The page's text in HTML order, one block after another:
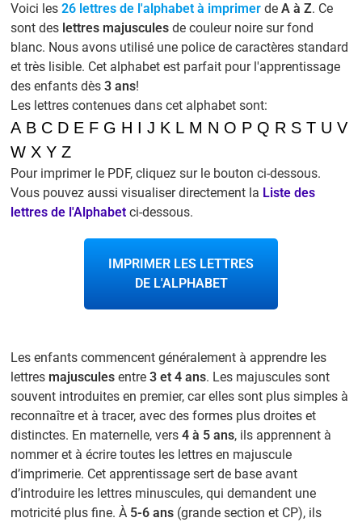
Voici les26 lettres de l'alphabet à imprimer deA à Z. Ce
sont des lettres majuscules de couleur noire sur fond
blanc. Nous avons utilisé une police de caractères standard
et très lisible. Cet alphabet est parfait pour l'apprentissage
des enfants dès3 ans!
Les lettres contenues dans cet alphabet sont:
A B C D E F G H I J K L M N O P Q R S T U V
W X Y Z
Pour imprimer le PDF, cliquez sur le bouton ci-dessous.
Vous pouvez aussi visualiser directement la Liste des
lettres de l'Alphabet ci-dessous.
IMPRIMER LES LETTRES
DE L'ALPHABET
Les enfants commencent généralement à apprendre les
lettres majuscules entre3 et 4 ans. Les majuscules sont
souvent introduites en premier, car elles sont plus simples à
reconnaître et à tracer, avec des formes plus droites et
distinctes. En maternelle, vers4 à 5 ans, ils apprennent à
nommer et à écrire toutes les lettres en majuscule
d’imprimerie. Cet apprentissage sert de base avant
d’introduire les lettres minuscules, qui demandent une
motricité plus fine. À 5-6 ans (grande section et CP), ils